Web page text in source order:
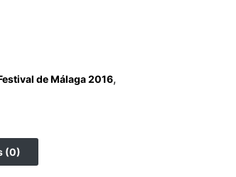
de Málaga 2016,
(0)